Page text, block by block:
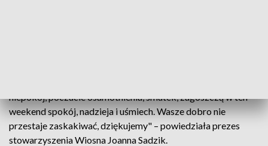
niepokój, poczucie osamotnienia, smutek, zagoszczą w ten
weekend spokój, nadzieja i uśmiech. Wasze dobro nie
przestaje zaskakiwać, dziękujemy" – powiedziała prezes
stowarzyszenia Wiosna Joanna Sadzik.